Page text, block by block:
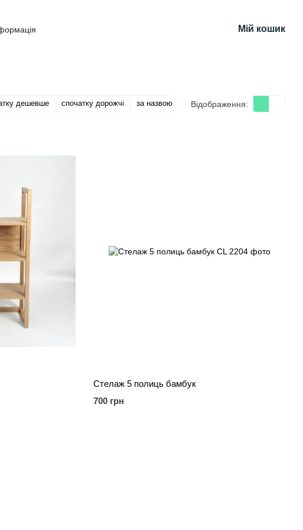
Мій кошик
дешевше спочатку дорожчі за назвою Відображення:
Стелаж 5 полиць бамбук
700 грн